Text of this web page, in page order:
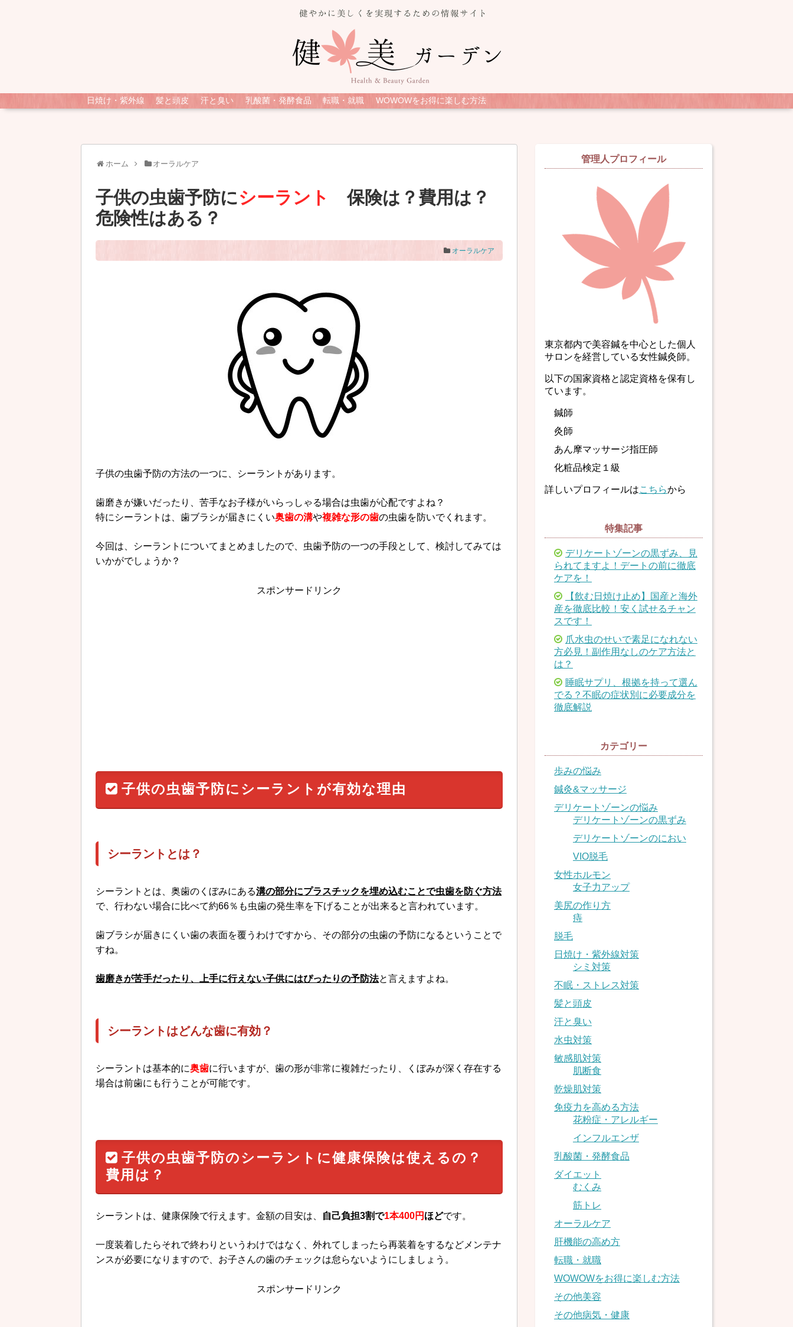
日焼け・紫外線 髪と頭皮 汗と臭い 乳酸菌・発酵食品 転職・就職 WOWOWをお得に楽しむ方法
ホーム オーラルケア
子供の虫歯予防にシーラント
保険は？費用は？
危険性はある？
オーラルケア
子供の虫歯予防の方法の一つに、シーラントがあります。
歯磨きが嫌いだったり、苦手なお子様がいらっしゃる場合は虫歯が心配ですよね？
特にシーラントは、歯ブラシが届きにくい奥歯の溝や複雑な形の歯の虫歯を防いでくれます。
今回は、シーラントについてまとめましたので、虫歯予防の一つの手段として、検討してみては
いかがでしょうか？
スポンサードリンク
子供の虫歯予防にシーラントが有効な理由
シーラントとは？
シーラントとは、奥歯のくぼみにある溝の部分にプラスチックを埋め込むことで虫歯を防ぐ方法
で、行わない場合に比べて約66％も虫歯の発生率を下げることが出来ると言われています。
歯ブラシが届きにくい歯の表面を覆うわけですから、その部分の虫歯の予防になるということで
すね。
歯磨きが苦手だったり、上手に行えない子供にはぴったりの予防法と言えますよね。
シーラントはどんな歯に有効？
シーラントは基本的に奥歯に行いますが、歯の形が非常に複雑だったり、くぼみが深く存在する
場合は前歯にも行うことが可能です。
子供の虫歯予防のシーラントに健康保険は使えるの？
費用は？
シーラントは、健康保険で行えます。金額の目安は、 自己負担3割で1本400円 ほどです。
一度装着したらそれで終わりというわけではなく、外れてしまったら再装着をするなどメンテナ
ンスが必要になりますので、お子さんの歯のチェックは怠らないようにしましょう。
スポンサードリンク
管理人プロフィール
東京都内で美容鍼を中心とした個人
サロンを経営している女性鍼灸師。
以下の国家資格と認定資格を保有し
ています。
鍼師
灸師
あん摩マッサージ指圧師
化粧品検定１級
詳しいプロフィールはこちらから
特集記事
デリケートゾーンの黒ずみ、見
られてますよ！デートの前に徹底
ケアを！
【飲む日焼け止め】国産と海外
産を徹底比較！安く試せるチャン
スです！
爪水虫のせいで素足になれない
方必見！副作用なしのケア方法と
は？
睡眠サプリ、根拠を持って選ん
でる？不眠の症状別に必要成分を
徹底解説
カテゴリー
歩みの悩み
鍼灸&マッサージ
デリケートゾーンの悩み
デリケートゾーンの黒ずみ
デリケートゾーンのにおい
VIO脱毛
女性ホルモン
女子力アップ
美尻の作り方
痔
脱毛
日焼け・紫外線対策
シミ対策
不眠・ストレス対策
髪と頭皮
汗と臭い
水虫対策
敏感肌対策
肌断食
乾燥肌対策
免疫力を高める方法
花粉症・アレルギー
インフルエンザ
乳酸菌・発酵食品
ダイエット
むくみ
筋トレ
オーラルケア
肝機能の高め方
転職・就職
WOWOWをお得に楽しむ方法
その他美容
その他病気・健康